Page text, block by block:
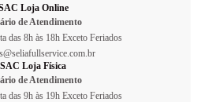
Loja Online
de Atendimento
das 8h às 18h Exceto Feriados
SAC Loja Física
de Atendimento
das 9h às 19h Exceto Feriados